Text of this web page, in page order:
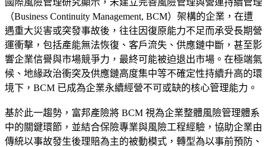
國際風險管理研究顯示，未建立完善風險管理與營運持續管理
（Business Continuity Management, BCM）架構的企業，在遭
遇重大災害或突發事故後，往往因復原能力不足而承受長期營
運衝擊，包括產能無法恢復、客戶流失、供應鏈中斷，甚至影
響企業信譽與市場競爭力，最終可能被迫退出市場。在極端氣
候、地緣政治衝突及供應鏈高度集中等不確定性持續升高的環
境下，BCM 已成為企業永續經營不可或缺的核心管理能力。
基於此一趨勢，富邦產險將 BCM 視為企業整體風險管理體系
中的關鍵環節，並結合保險專業與風險工程經驗，協助企業由
傳統以事故發生後理賠為主的被動模式，轉型為以事前預防、